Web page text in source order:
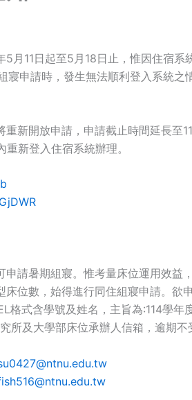
5月11日起至5月18日止，惟因住宿系
申請時，發生無法順利登入系統之
新開放申請，申請截止時間延長至
新登入住宿系統辦理。
請暑期組寢。惟考量床位運用效益
位數，始得進行同住組寢申請。欲
格式含學號及姓名，主旨為:114學年
所及大學部床位承辦人信箱，逾期不